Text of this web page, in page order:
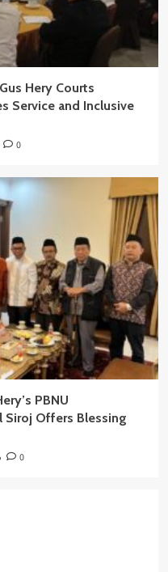
Hery Courts
Service and Inclusive
0
PBNU
Siroj Offers Blessing
0